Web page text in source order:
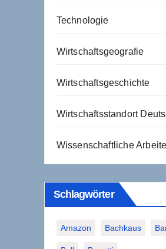
Technologie
Wirtschaftsgeografie
Wirtschaftsgeschichte
Wirtschaftsstandort
Wissenschaftliche
Schlagwörter
Amazon Bachkaus